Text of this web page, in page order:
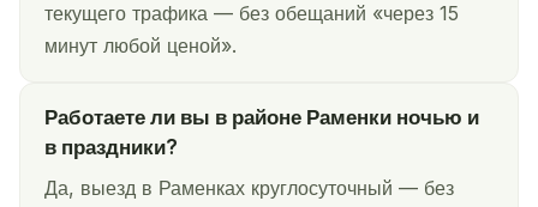
текущего трафика — без обещаний «через 15
минут любой ценой».
Работаете ли вы в районе Раменки ночью и
в праздники?
Да, выезд в Раменках круглосуточный — без